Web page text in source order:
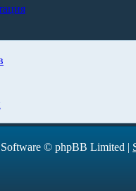
© phpBB Limited |